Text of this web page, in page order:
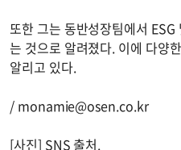
또한 그는 동반성장팀에서
는 것으로 알려졌다. 이에 다양
알리고 있다.
/ monamie@osen.co.kr
[사진] SNS 출처.